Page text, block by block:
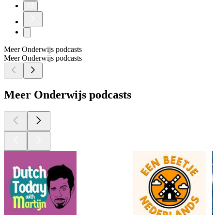
Meer Onderwijs podcasts
Meer Onderwijs podcasts
Meer Onderwijs podcasts